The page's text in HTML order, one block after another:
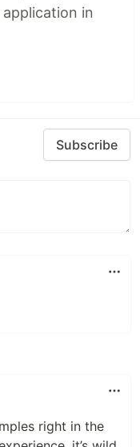
in
Subscribe
right in the